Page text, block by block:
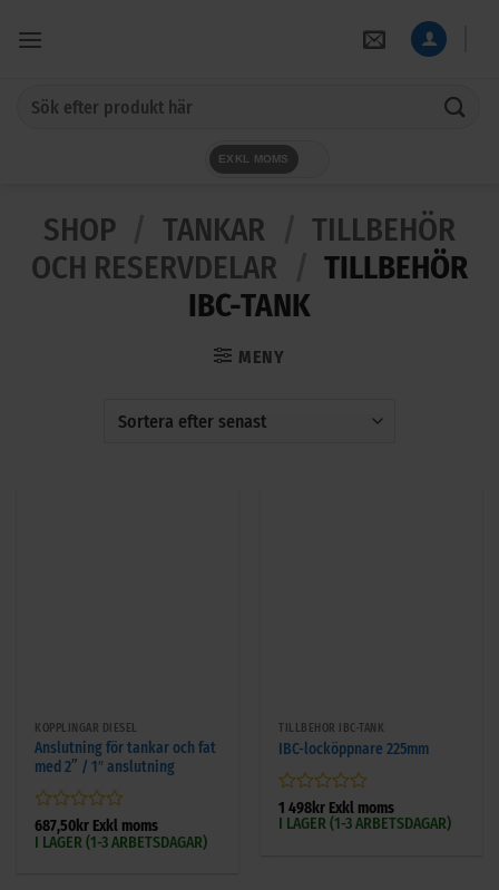
EXKL MOMS
SHOP TANKAR
TILLBEHÖR
OCH RESERVDELAR
TILLBEHÖR
IBC-TANK
MENY
KOPPLINGAR DIESEL
Anslutning för tankar och fat
med 2” / 1″ anslutning
Betygsatt
0
687,50kr Exkl moms
I LAGER (1-3 ARBETSDAGAR)
TILLBEHÖR IBC-TANK
IBC-locköppnare 225mm
Betygsatt
1 498kr Exkl moms
I LAGER (1-3 ARBETSDAGAR)